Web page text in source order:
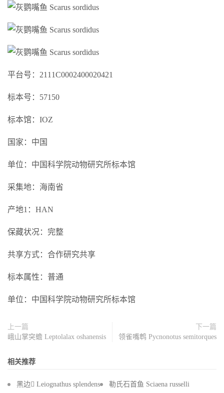
平台号：2111C0002400020421
标本号：57150
标本馆：IOZ
国家：中国
单位：中国科学院动物研究所标本馆
采集地：海南省
产地1：HAN
保藏状况：完整
共享方式：合作研究共享
标本属性：普通
单位：中国科学院动物研究所标本馆
上一篇
峨山掌突蟾 Leptolalax oshanensis
下一篇
领雀嘴鹎 Pycnonotus semitorques
相关推荐
黑边 Leiognathus splendens 勒氏石首鱼 Sciaena russelli